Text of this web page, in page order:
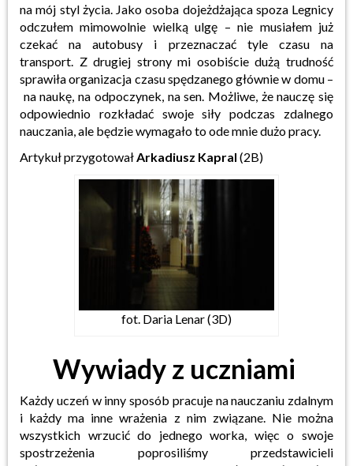
na mój styl życia. Jako osoba dojeżdżająca spoza Legnicy
odczułem mimowolnie wielką ulgę – nie musiałem już
czekać na autobusy i przeznaczać tyle czasu na
transport. Z drugiej strony mi osobiście dużą trudność
sprawiła organizacja czasu spędzanego głównie w domu –
na naukę, na odpoczynek, na sen. Możliwe, że nauczę się
odpowiednio rozkładać swoje siły podczas
zdalnego
nauczania, ale będzie wymagało to ode mnie dużo pracy.
Artykuł przygotowałArkadiusz Kapral (2B)
fot. Daria Lenar (3D)
Wywiady z uczniami
Każdy uczeń w inny sposób pracuje na nauczaniu zdalnym
i każdy ma inne wrażenia z nim związane. Nie można
wszystkich wrzucić do jednego worka, więc o swoje
spostrzeżenia poprosiliśmy przedstawicieli